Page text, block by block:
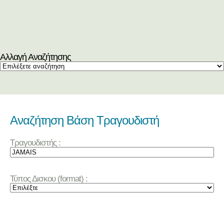
Αλλαγή Αναζήτησης
Αναζήτηση Βάση Τραγουδιστή
Τραγουδιστής :
Τύπος Δισκου (format) :